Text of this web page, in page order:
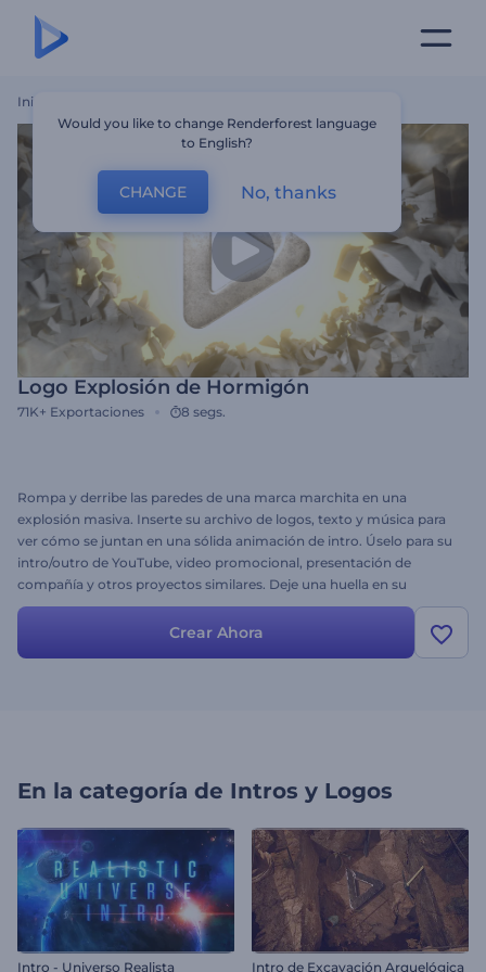
Inicio
Logo Explosión de Hormigón
71K+ Exportaciones 8 segs.
Rompa y derribe las paredes de una marca marchita en una
explosión masiva. Inserte su archivo de logos, texto y música para
ver cómo se juntan en una sólida animación de intro. Úselo para su
intro/outro de YouTube, video promocional, presentación de
compañía y otros proyectos similares. Deje una huella en su
audiencia con el Logo Explosión de Hormigón. ¡Pruébelo ahora!
Crear Ahora
En la categoría de Intros y Logos
Intro - Universo Realista Intro de Excavación Arquelógica
Would you like to change Renderforest language
to English?
CHANGE No, thanks